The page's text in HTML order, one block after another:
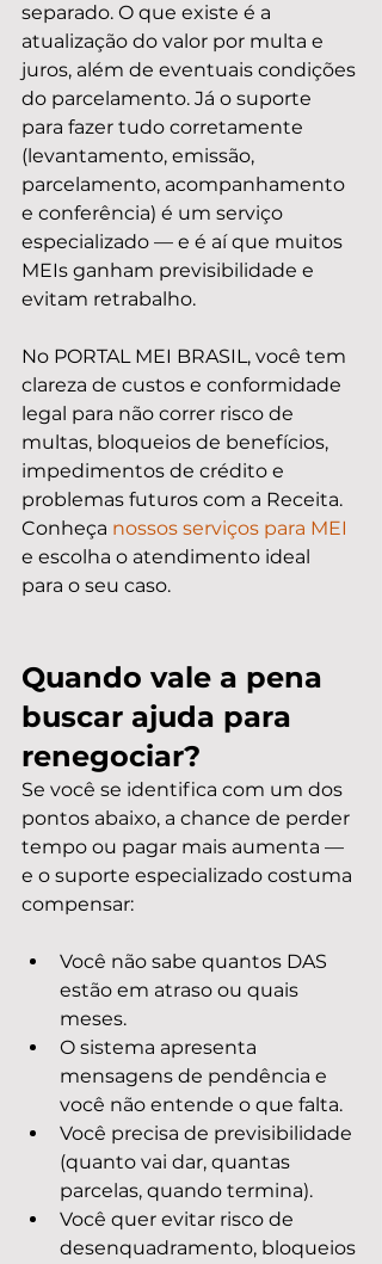
separado. O que existe é a
atualização do valor por multa e
juros, além de eventuais condições
do parcelamento. Já o suporte
para fazer tudo corretamente
(levantamento, emissão,
parcelamento, acompanhamento
e conferência) é um serviço
especializado — e é aí que muitos
MEIs ganham previsibilidade e
evitam retrabalho.
No PORTAL MEI BRASIL, você tem
clareza de custos e conformidade
legal para não correr risco de
multas, bloqueios de benefícios,
impedimentos de crédito e
problemas futuros com a Receita.
Conheça nossos serviços para MEI
e escolha o atendimento ideal
para o seu caso.
Quando vale a pena
buscar ajuda para
renegociar?
Se você se identifica com um dos
pontos abaixo, a chance de perder
tempo ou pagar mais aumenta —
e o suporte especializado costuma
compensar:
Você não sabe quantos DAS
estão em atraso ou quais
meses.
O sistema apresenta
mensagens de pendência e
você não entende o que falta.
Você precisa de previsibilidade
(quanto vai dar, quantas
parcelas, quando termina).
Você quer evitar risco de
desenquadramento, bloqueios